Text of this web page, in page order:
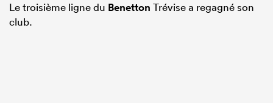
Le troisième ligne du Benetton Trévise a regagné son
club.